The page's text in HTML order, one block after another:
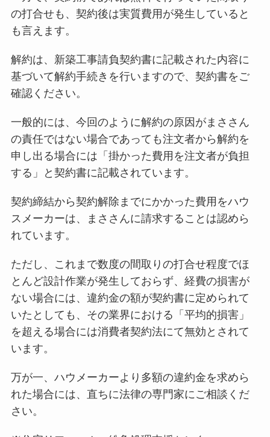
の打合せも、契約後は実質費用が発生していると
も言えます。
解約は、新築工事請負契約書に記載された内容に
基づいて解約手続きを行いますので、契約書をご
確認ください。
一般的には、今回のように解約の原因がまささん
の責任ではない場合であっても注文者から解約を
申し出る場合には「掛かった費用を注文者が負担
する」と契約書に記載されています。
契約締結から契約解除までにかかった費用をハウ
スメーカーは、まささんに請求することは認めら
れています。
ただし、これまで数度の間取りの打合せ程度でほ
とんど設計作業が発生しておらず、経費の損害が
ない場合には、違約金の額が契約書に定められて
いたとしても、その業界における「平均的損害」
を超える場合には消費者契約法にて無効とされて
います。
万が一、ハウメーカーより多額の違約金を求めら
れた場合には、直ちに法律の専門家にご相談くだ
さい。